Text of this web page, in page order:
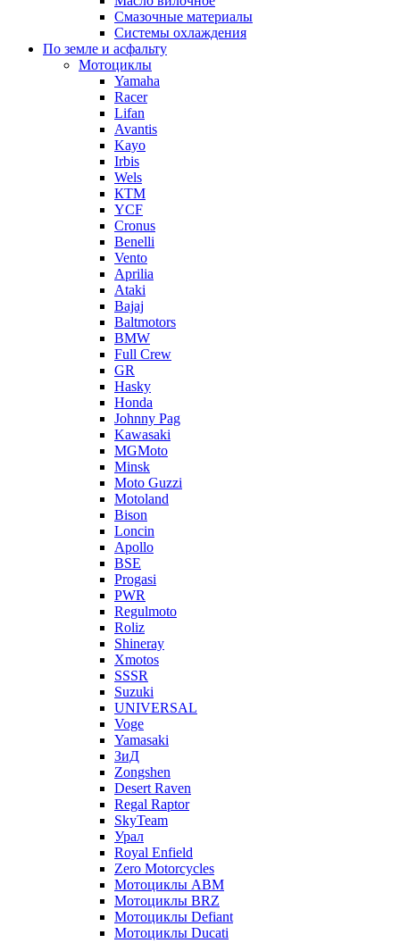
Смазочные материалы
Системы охлаждения
По земле и асфальту
Мотоциклы
Yamaha
Racer
Lifan
Avantis
Kayo
Irbis
Wels
КТМ
YCF
Cronus
Benelli
Vento
Aprilia
Ataki
Bajaj
Baltmotors
BMW
Full Crew
GR
Hasky
Honda
Johnny Pag
Kawasaki
MGMoto
Minsk
Moto Guzzi
Motoland
Bison
Loncin
Apollo
BSE
Progasi
PWR
Regulmoto
Roliz
Shineray
Xmotos
SSSR
Suzuki
UNIVERSAL
Voge
Yamasaki
ЗиД
Zongshen
Desert Raven
Regal Raptor
SkyTeam
Урал
Royal Enfield
Zero Motorcycles
Мотоциклы ABM
Мотоциклы BRZ
Мотоциклы Defiant
Мотоциклы Ducati